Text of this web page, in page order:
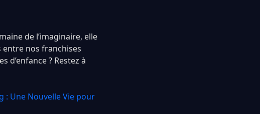
de l’imaginaire, elle
nos franchises
? Restez à
: Une Nouvelle Vie pour